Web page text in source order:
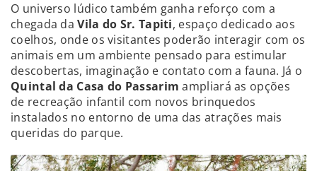
O universo lúdico também ganha reforço com a
chegada daVila do Sr. Tapiti, espaço dedicado aos
coelhos, onde os visitantes poderão interagir com os
animais em um ambiente pensado para estimular
descobertas, imaginação e contato com a fauna. Já o
Quintal da Casa do Passarim ampliará as opções
de recreação infantil com novos brinquedos
instalados no entorno de uma das atrações mais
queridas do parque.